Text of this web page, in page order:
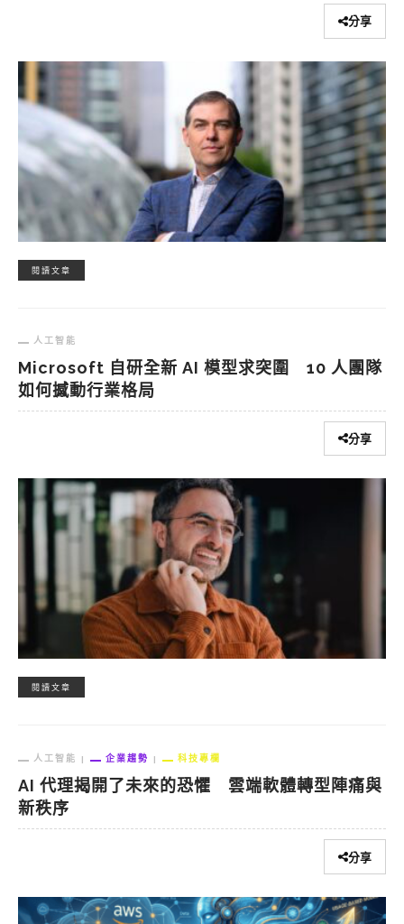
分享
閱讀文章
人工智能
Microsoft 自研全新 AI 模型求突圍 10 人團隊
如何撼動行業格局
分享
閱讀文章
人工智能 企業趨勢 科技專欄
AI 代理揭開了未來的恐懼 雲端軟體轉型陣痛與
新秩序
分享